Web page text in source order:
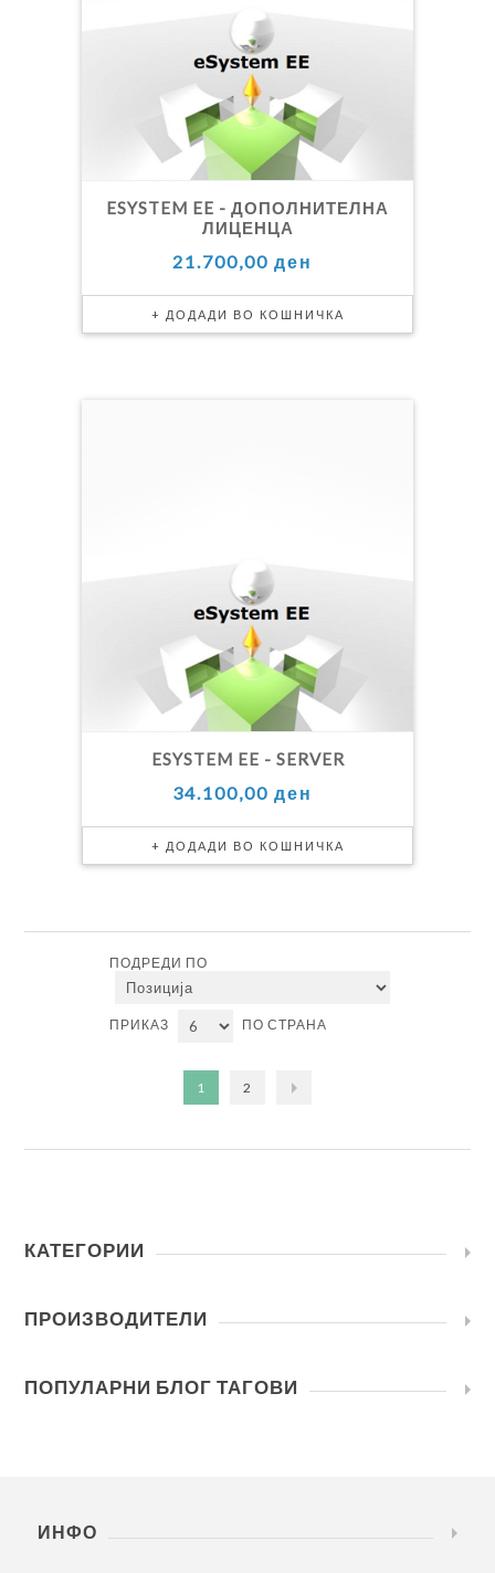
ESYSTEM EE - ДОПОЛНИТЕЛНА
ЛИЦЕНЦА
21.700,00 ден
ESYSTEM EE - SERVER
34.100,00 ден
ПОДРЕДИ ПО
ПРИКАЗ ПО СТРАНА
1 2
КАТЕГОРИИ
ПРОИЗВОДИТЕЛИ
ПОПУЛАРНИ БЛОГ ТАГОВИ
ИНФО